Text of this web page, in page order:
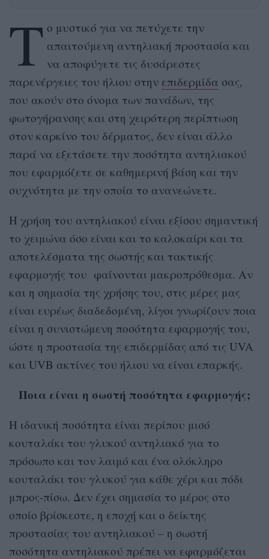
Τ ο μυστικό για να πετύχετε την
απαιτούμενη αντηλιακή προστασία και
να αποφύγετε τις δυσάρεστες
παρενέργειες του ήλιου στην επιδερμίδα σας,
που ακούν στο όνομα των πανάδων, της
φωτογήρανσης και στη χειρότερη περίπτωση
στον καρκίνο του δέρματος, δεν είναι άλλο
παρά να εξετάσετε την ποσότητα αντηλιακού
που εφαρμόζετε σε καθημερινή βάση και την
συχνότητα με την οποία το ανανεώνετε.
Η χρήση του αντηλιακού είναι εξίσου σημαντική
το χειμώνα όσο είναι και το καλοκαίρι και τα
αποτελέσματα της σωστής και τακτικής
εφαρμογής του φαίνονται μακροπρόθεσμα. Αν
και η σημασία της χρήσης του, στις μέρες μας
είναι ευρέως διαδεδομένη, λίγοι γνωρίζουν ποια
είναι η συνιστώμενη ποσότητα εφαρμογής του,
ώστε η προστασία της επιδερμίδας από τις UVA
και UVB ακτίνες του ήλιου να είναι επαρκής.
Ποια είναι η σωστή ποσότητα εφαρμογής;
Η ιδανική ποσότητα είναι περίπου μισό
κουταλάκι του γλυκού αντηλιακό για το
πρόσωπο και τον λαιμό και ένα ολόκληρο
κουταλάκι του γλυκού για κάθε χέρι και πόδι
μπρος-πίσω. Δεν έχει σημασία το μέρος στο
οποίο βρίσκεστε, η εποχή και ο δείκτης
προστασίας του αντηλιακού – η σωστή
ποσότητα αντηλιακού πρέπει να εφαρμόζεται